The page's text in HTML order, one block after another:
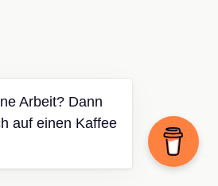
Arbeit? Dann
auf einen Kaffee